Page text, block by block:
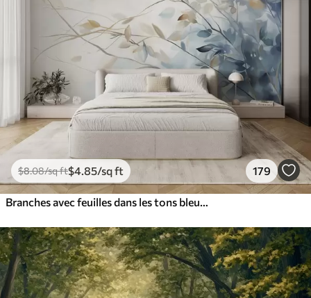
$8.08/sq ft$4 .85/sq ft 179